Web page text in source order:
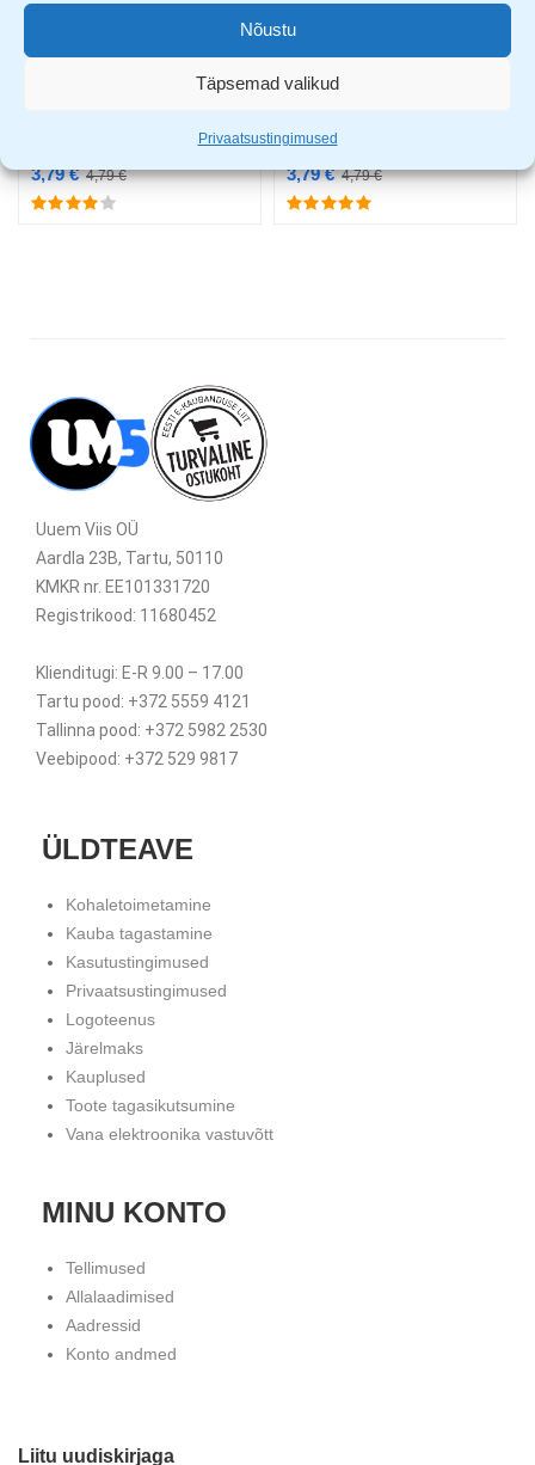
Nõustu
Täpsemad valikud
Privaatsustingimused
CRV Enif sokid rohelised
4,79€
3,79€
CRV Enif sokid mustad
4,79€
3,79€
Uuem Viis OÜ
Aardla 23B, Tartu, 50110
KMKR nr. EE101331720
Registrikood: 11680452
Klienditugi: E-R 9.00 – 17.00
Tartu pood: +372 5559 4121
Tallinna pood: +372 5982 2530
Veebipood: +372 529 9817
ÜLDTEAVE
Kohaletoimetamine
Kauba tagastamine
Kasutustingimused
Privaatsustingimused
Logoteenus
Järelmaks
Kauplused
Toote tagasikutsumine
Vana elektroonika vastuvõtt
MINU KONTO
Tellimused
Allalaadimised
Aadressid
Konto andmed
Liitu uudiskirjaga